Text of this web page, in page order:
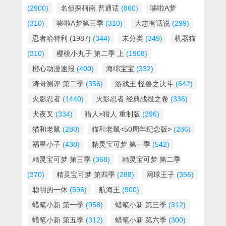
(2900)
名侦探柯南 普通话 (860)
哆啦A梦
(310)
哆啦A梦第三季 (310) 大志有话说 (299)
忍者哈特利 (1987) (344) 未分类 (349)
机器猫
(310)
樱桃小丸子 第二季 上 (1908)
橙心动漫速报 (400) 海绵宝宝 (332)
涛哥测评 第二季 (356) 游戏王 怪兽之决斗 (642)
火影忍者 (1440) 火影忍者 经典战役之卷 (336)
犬夜叉 (334) 猎人×猎人 重制版 (296)
猫和老鼠 (280) 猫和老鼠<50周年纪念版> (286)
福星小子 (438) 精灵宝可梦 第一季 (542)
精灵宝可梦 第三季 (368)
精灵宝可梦 第二季
(370)
精灵宝可梦 第四季 (288) 网球王子 (356)
聪明的一休 (596) 航海王 (900)
蜡笔小新 第一季 (958) 蜡笔小新 第三季 (312)
蜡笔小新 第五季 (312) 蜡笔小新 第六季 (300)